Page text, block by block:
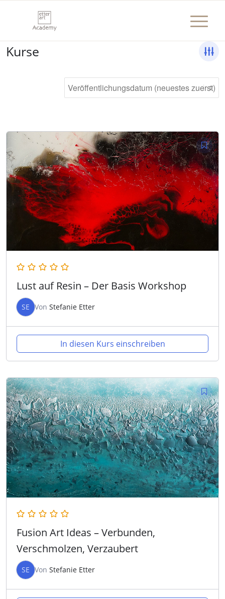
Kurse
Lust auf Resin – Der Basis Workshop
SE Von Stefanie Etter
In diesen Kurs einschreiben
Fusion Art Ideas – Verbunden,
Verschmolzen, Verzaubert
SE Von Stefanie Etter